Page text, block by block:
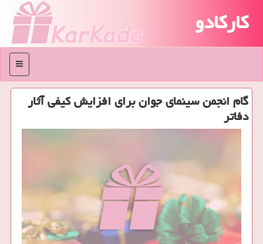
کارکادو
منو
گام انجمن سینمای جوان برای افزایش کیفی آثار
دفاتر